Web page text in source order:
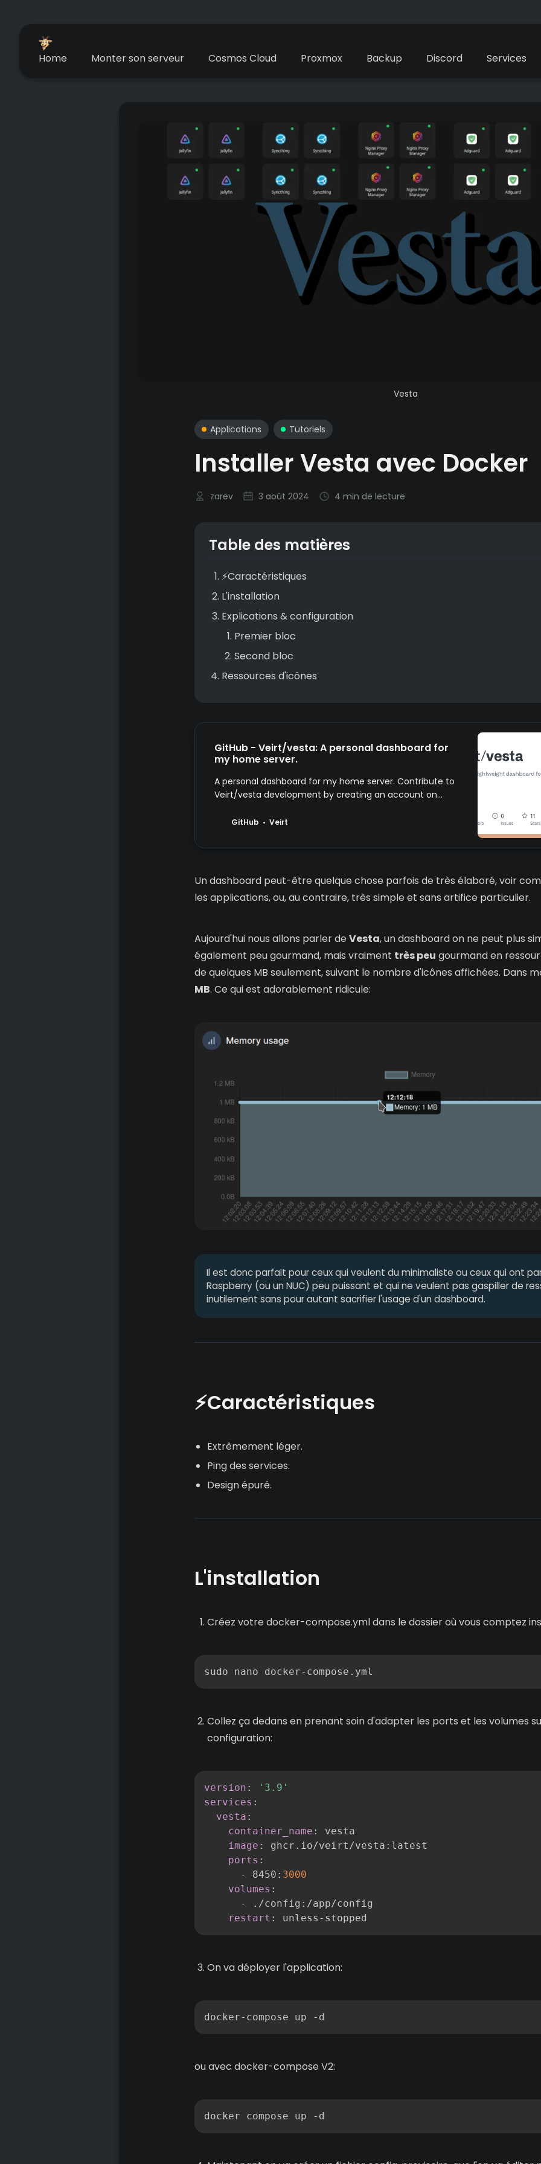
Home Monter son serveur Cosmos Cloud Proxmox Backup Discord Services
Vesta
Applications Tutoriels
Installer Vesta avec Docker
zarev 3 août 2024 4 min de lecture
Table des matières
⚡Caractéristiques
L'installation
Explications & configuration
Premier bloc
Second bloc
Ressources d'icônes
GitHub - Veirt/vesta: A personal dashboard for
my home server.
A personal dashboard for my home server. Contribute to
Veirt/vesta development by creating an account on
GitHub Veirt
Un dashboard peut-être quelque chose parfois de très élaboré, voir
les applications, ou, au contraire, très simple et sans artifice particulier.
Aujourd'hui nous allons parler de Vesta, un dashboard on ne peut plus
également peu gourmand, mais vraiment très peu gourmand en
de quelques MB seulement, suivant le nombre d'icônes affichées. Dans
MB. Ce qui est adorablement ridicule:
Il est donc parfait pour ceux qui veulent du minimaliste ou ceux qui ont
Raspberry (ou un NUC) peu puissant et qui ne veulent pas gaspiller de
inutilement sans pour autant sacrifier l'usage d'un dashboard.
⚡Caractéristiques
Extrêmement léger.
Ping des services.
Design épuré.
L'installation
Créez votre docker-compose.yml dans le dossier où vous comptez
sudo nano docker-compose.yml
Collez ça dedans en prenant soin d'adapter les ports et les volumes
configuration:
version :
'3.9'
services :
vesta :
container_name :
vesta
image : ghcr.io/veirt/vesta : latest
ports :
-
8450 : 3000
volumes :
-
./config : /app/config
restart : unless - stopped
On va déployer l'application:
ou avec docker-compose V2:
docker compose up -d